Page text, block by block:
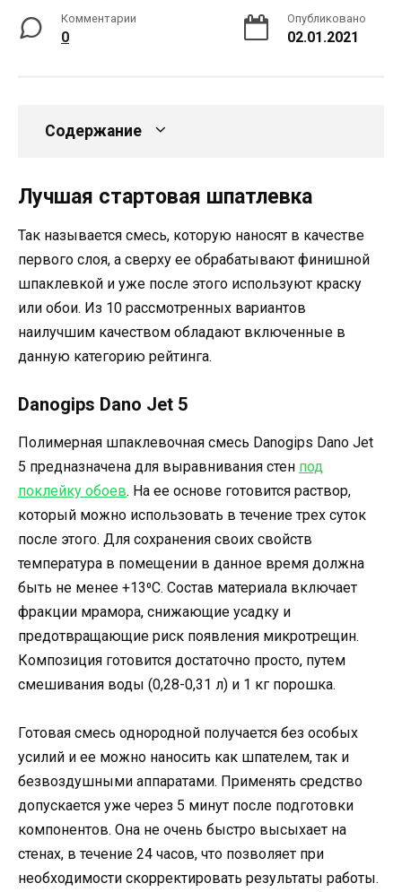
Комментарии
0
Опубликовано
02.01.2021
Содержание
Лучшая стартовая шпатлевка
Так называется смесь, которую наносят в качестве
первого слоя, а сверху ее обрабатывают финишной
шпаклевкой и уже после этого используют краску
или обои. Из 10 рассмотренных вариантов
наилучшим качеством обладают включенные в
данную категорию рейтинга.
Danogips Dano Jet 5
Полимерная шпаклевочная смесь Danogips Dano Jet
5 предназначена для выравнивания стен под
поклейку обоев. На ее основе готовится раствор,
который можно использовать в течение трех суток
после этого. Для сохранения своих свойств
температура в помещении в данное время должна
быть не менее +13⁰С. Состав материала включает
фракции мрамора, снижающие усадку и
предотвращающие риск появления микротрещин.
Композиция готовится достаточно просто, путем
смешивания воды (0,28-0,31 л) и 1 кг порошка.
Готовая смесь однородной получается без особых
усилий и ее можно наносить как шпателем, так и
безвоздушными аппаратами. Применять средство
допускается уже через 5 минут после подготовки
компонентов. Она не очень быстро высыхает на
стенах, в течение 24 часов, что позволяет при
необходимости скорректировать результаты работы.